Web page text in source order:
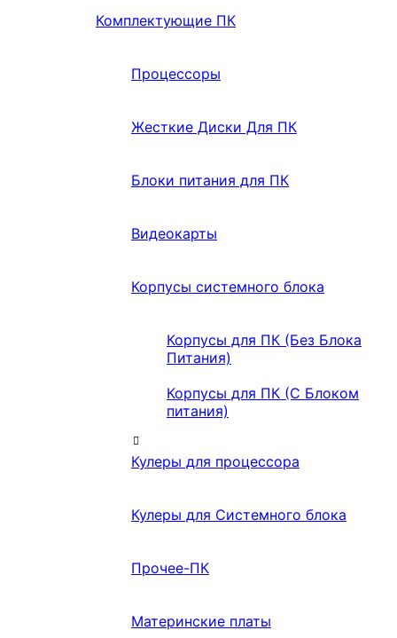
Комплектующие ПК
Процессоры
Жесткие Диски Для ПК
Блоки питания для ПК
Видеокарты
Корпусы системного блока
Корпусы для ПК (Без Блока
Питания)
Корпусы для ПК (С Блоком
питания)
Кулеры для процессора
Кулеры для Системного блока
Прочее-ПК
Материнские платы